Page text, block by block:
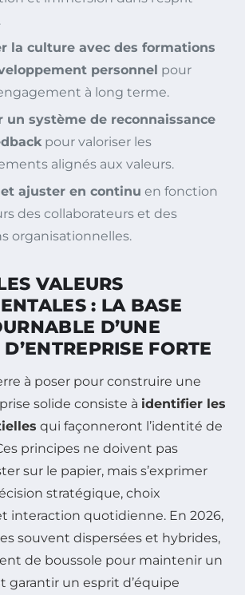
la culture avec des formations
personnel pour
à long terme.
un système de reconnaissance
pour valoriser les
alignés aux valeurs.
ajuster en continu en fonction
des collaborateurs et des
organisationnelles.
VALEURS
: LA BASE
D’UNE
FORTE
à poser pour construire une
solide consiste à identifier les
qui façonneront l’identité de
principes ne doivent pas
sur le papier, mais s’exprimer
stratégique, choix
interaction quotidienne. En 2026,
souvent dispersées et hybrides,
de boussole pour maintenir un
garantir un esprit d’équipe